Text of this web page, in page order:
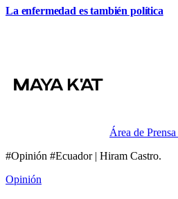
La enfermedad es también política
Área de Prensa
#Opinión #Ecuador | Hiram Castro.
Opinión